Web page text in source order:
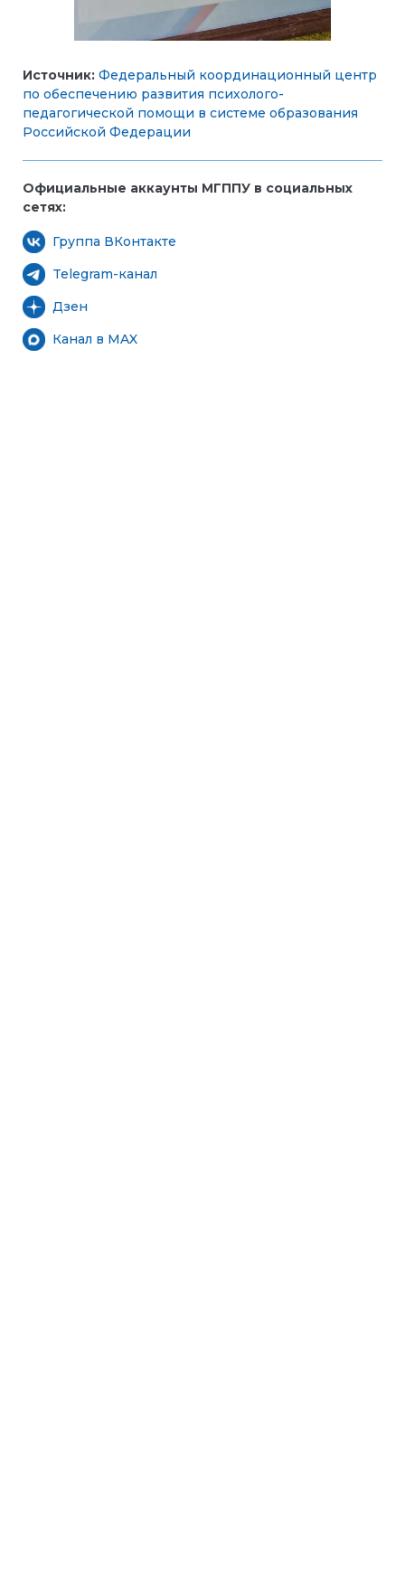
Источник: Федеральный координационный центр
по обеспечению развития психолого-
педагогической помощи в системе образования
Российской Федерации
Официальные аккаунты МГППУ в социальных
сетях:
Группа ВКонтакте
Telegram-канал
Дзен
Канал в MAX